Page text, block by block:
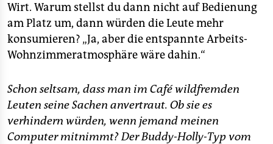
Wirt. Warum stellst du dann nicht auf Bedienung
am Platz um, dann würden die Leute mehr
konsumieren? „Ja, aber die entspannte Arbeits-
Wohnzimmeratmosphäre wäre dahin.“
Schon seltsam, dass man im Café wildfremden
Leuten seine Sachen anvertraut. Ob sie es
verhindern würden, wenn jemand meinen
Computer mitnimmt? Der Buddy-Holly-Typ vom